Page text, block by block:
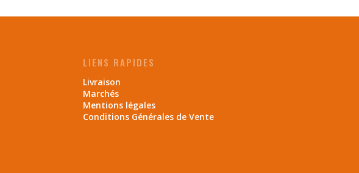
LIENS RAPIDES
Livraison
Marchés
Mentions légales
Conditions Générales de Vente